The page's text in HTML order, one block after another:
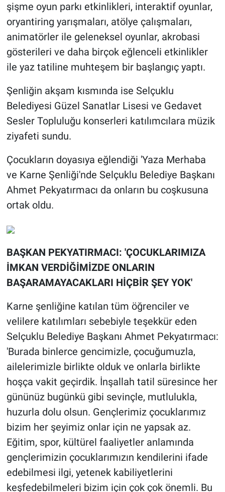
şişme oyun parkı etkinlikleri, interaktif oyunlar,
oryantiring yarışmaları, atölye çalışmaları,
animatörler ile geleneksel oyunlar, akrobasi
gösterileri ve daha birçok eğlenceli etkinlikler
ile yaz tatiline muhteşem bir başlangıç yaptı.
Şenliğin akşam kısmında ise Selçuklu
Belediyesi Güzel Sanatlar Lisesi ve Gedavet
Sesler Topluluğu konserleri katılımcılara müzik
ziyafeti sundu.
Çocukların doyasıya eğlendiği 'Yaza Merhaba
ve Karne Şenliği'nde Selçuklu Belediye Başkanı
Ahmet Pekyatırmacı da onların bu coşkusuna
ortak oldu.
BAŞKAN PEKYATIRMACI: 'ÇOCUKLARIMIZA
İMKAN VERDİĞİMİZDE ONLARIN
BAŞARAMAYACAKLARI HİÇBİR ŞEY YOK'
Karne şenliğine katılan tüm öğrenciler ve
velilere katılımları sebebiyle teşekkür eden
Selçuklu Belediye Başkanı Ahmet Pekyatırmacı:
'Burada binlerce gencimizle, çocuğumuzla,
ailelerimizle birlikte olduk ve onlarla birlikte
hoşça vakit geçirdik. İnşallah tatil süresince her
gününüz bugünkü gibi sevinçle, mutlulukla,
huzurla dolu olsun. Gençlerimiz çocuklarımız
bizim her şeyimiz onlar için ne yapsak az.
Eğitim, spor, kültürel faaliyetler anlamında
gençlerimizin çocuklarımızın kendilerini ifade
edebilmesi ilgi, yetenek kabiliyetlerini
keşfedebilmeleri bizim için çok çok önemli. Bu